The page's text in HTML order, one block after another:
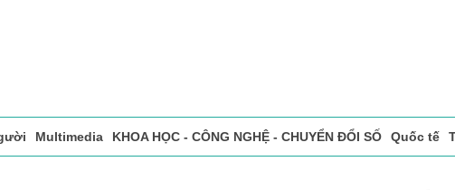
Multimedia KHOA HỌC - CÔNG NGHỆ - CHUYỂN ĐỔI SỐ Quốc tế